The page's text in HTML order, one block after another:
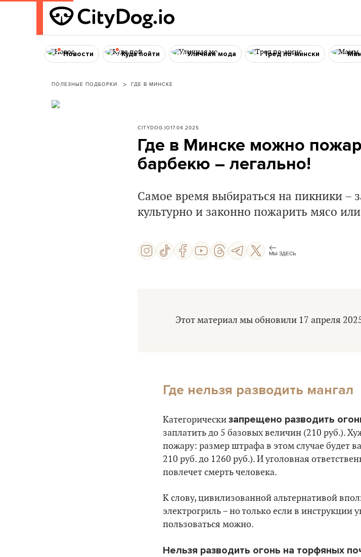
Новости Куда пойти Уличная мода Тред по-мински
ПОЛЕЗНЫЕ ПОДБОРКИ ГДЕ В МИНСКЕ
CITYDOG.IO17.04.2025
Где в Минске можно
барбекю – легально!
Самое время выбираться на пикники –
культурно и законно пожарить мясо
МЫ ЗДЕСЬ
Этот материал мы обновили 17 апреля
Где нельзя разводить мангал
Категорическизапрещено разводить
заплатить до 5 базовых величин (210 руб.).
пожару: размер штрафа в этом случае будет
210 руб. до 1260 руб.). И уголовная
повлечет смерть человека.
К слову, цивилизованной альтернативой
электрогриль – но только если в
пользоваться можно.
Нельзя разводить огонь на торфяных